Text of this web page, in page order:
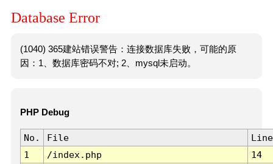
Database Error
(1040) 365建站错误警告：连接数据库失败，可能的原
因：1、数据库密码不对; 2、mysql未启动。
PHP Debug
No. File
Line
1
/index.php 14